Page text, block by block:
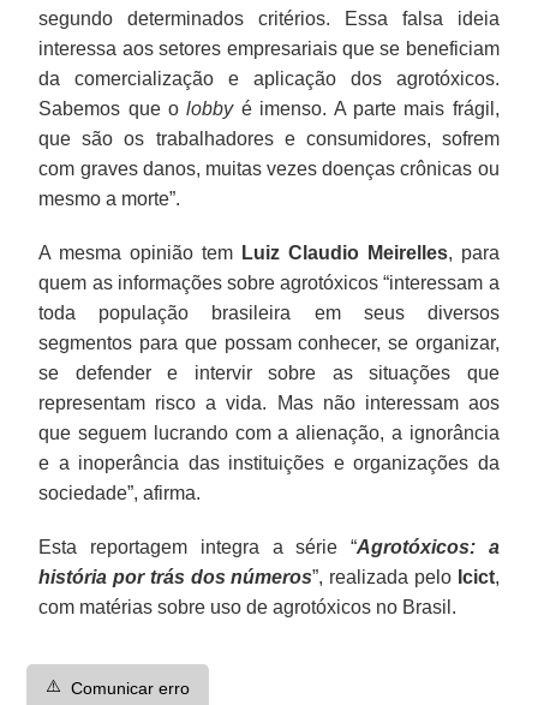
segundo determinados critérios. Essa falsa ideia
interessa aos setores empresariais que se beneficiam
da comercialização e aplicação dos agrotóxicos.
Sabemos que olobbyé imenso. A parte mais frágil,
que são os trabalhadores e consumidores, sofrem
com graves danos, muitas vezes doenças crônicas ou
mesmo a morte”.
A mesma opinião tem Luiz Claudio Meirelles, para
quem as informações sobre agrotóxicos “interessam a
toda população brasileira em seus diversos
segmentos para que possam conhecer, se organizar,
se defender e intervir sobre as situações que
representam risco a vida. Mas não interessam aos
que seguem lucrando com a alienação, a ignorância
e a inoperância das instituições e organizações da
sociedade”, afirma.
Esta reportagem integra a série “Agrotóxicos: a
história por trás dos números”, realizada pelo Icict,
com matérias sobre uso de agrotóxicos no Brasil.
⚠️ Comunicar erro